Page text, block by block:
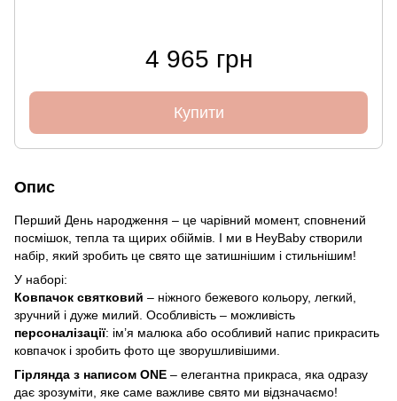
4 965 грн
Купити
Опис
Перший День народження – це чарівний момент, сповнений
посмішок, тепла та щирих обіймів. І ми в HeyBaby створили
набір, який зробить це свято ще затишнішим і стильнішим!
У наборі:
Ковпачок святковий – ніжного бежевого кольору, легкий,
зручний і дуже милий. Особливість – можливість
персоналізації: ім’я малюка або особливий напис прикрасить
ковпачок і зробить фото ще зворушливішими.
Гірлянда з написом ONE – елегантна прикраса, яка одразу
дає зрозуміти, яке саме важливе свято ми відзначаємо!